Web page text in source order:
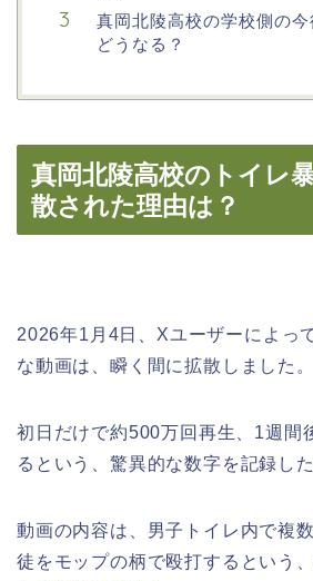
真岡北陵高校の学校側の
どうなる？
真岡北陵高校のトイレ
散された理由は？
2026年1月4日、Xユーザーによっ
な動画は、瞬く間に拡散しました。
初日だけで約500万回再生、1週間
るという、驚異的な数字を記録し
動画の内容は、男子トイレ内で複
徒をモップの柄で殴打するという